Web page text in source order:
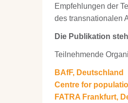
Empfehlungen der
des transnationalen
Die Publikation
Teilnehmende
BAfF, Deutschland
Centre for
FATRA Frankfurt,